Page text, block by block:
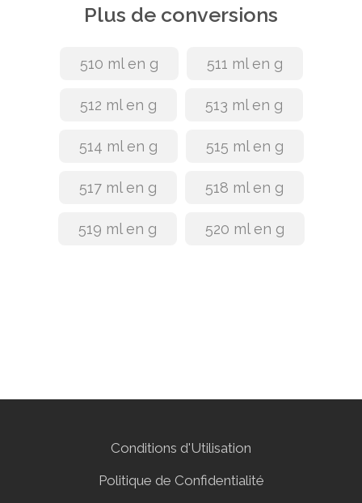
Plus de conversions
510 ml en g 511 ml en g
512 ml en g 513 ml en g
514 ml en g 515 ml en g
517 ml en g 518 ml en g
519 ml en g 520 ml en g
Conditions d'Utilisation
Politique de Confidentialité